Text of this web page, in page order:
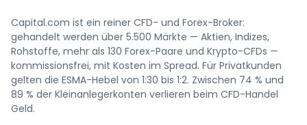
Capital.com ist ein reiner CFD- und Forex-Broker:
gehandelt werden über 5.500 Märkte — Aktien, Indizes,
Rohstoffe, mehr als 130 Forex-Paare und Krypto-CFDs —
kommissionsfrei, mit Kosten im Spread. Für Privatkunden
gelten die ESMA-Hebel von 1:30 bis 1:2. Zwischen 74 % und
89 % der Kleinanlegerkonten verlieren beim CFD-Handel
Geld.